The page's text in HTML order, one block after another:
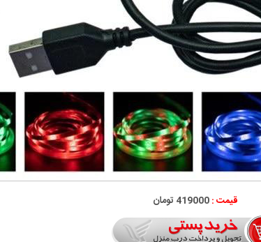
قیمت :419000 تومان